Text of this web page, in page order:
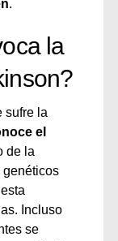
.
la
sufre la
el
de la
genéticos
Incluso
se